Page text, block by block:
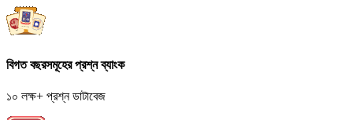
বিগত বছরসমূহের প্রশ্ন ব্যাংক
১০ লক্ষ+ প্রশ্ন ডাটাবেজ